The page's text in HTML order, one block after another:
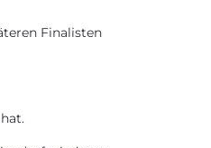
Finalisten